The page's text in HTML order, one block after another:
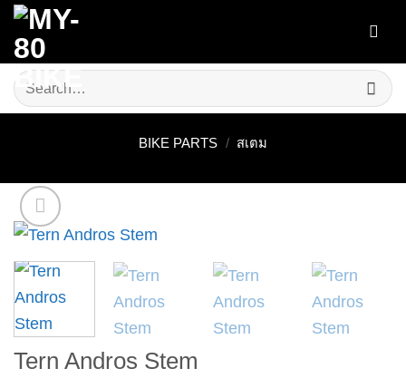
Skip
content
Search
for:
BIKE PARTS / สเตม
Tern Andros Stem